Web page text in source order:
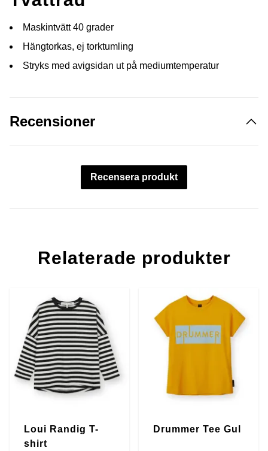
Maskintvätt 40 grader
Hängtorkas, ej torktumling
Stryks med avigsidan ut på mediumtemperatur
Recensioner
Recensera produkt
Relaterade produkter
Loui Randig T-
shirt
Drummer Tee Gul